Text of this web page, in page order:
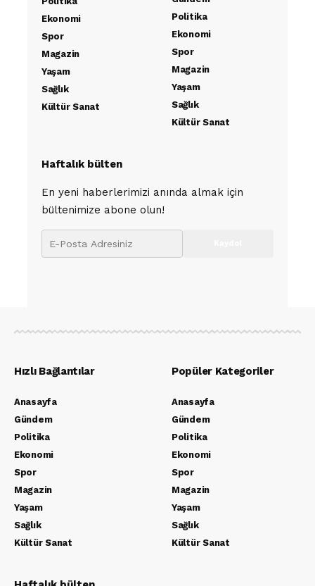
Ekonomi
Spor
Magazin
Yaşam
Sağlık
Kültür Sanat
Politika
Ekonomi
Spor
Magazin
Yaşam
Sağlık
Kültür Sanat
Haftalık bülten
En yeni haberlerimizi anında almak için
bültenimize abone olun!
Hızlı Bağlantılar
Anasayfa
Gündem
Politika
Ekonomi
Spor
Magazin
Yaşam
Sağlık
Kültür Sanat
Popüler Kategoriler
Anasayfa
Gündem
Politika
Ekonomi
Spor
Magazin
Yaşam
Sağlık
Kültür Sanat